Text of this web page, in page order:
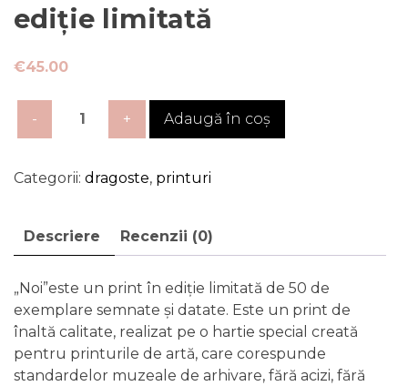
ediție limitată
€45.00
Cantitate
print
în
limitată
Adaugă în coș
Categorii: dragoste, printuri
Descriere Recenzii (0)
„Noi”este un print în ediție limitată de 50 de
exemplare semnate și datate. Este un print de
înaltă calitate, realizat pe o hartie special creată
pentru printurile de artă, care corespunde
standardelor muzeale de arhivare, fără acizi, fără